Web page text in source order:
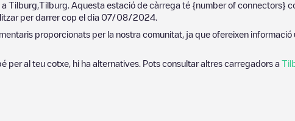
a Tilburg Tilburg . Aquesta estació de càrrega té {number of connectors}
per darrer cop el dia 07/08/2024
proporcionats per la nostra comunitat, ja que ofereixen
per al teu cotxe, hi ha alternatives. Pots consultar altres carregadors a